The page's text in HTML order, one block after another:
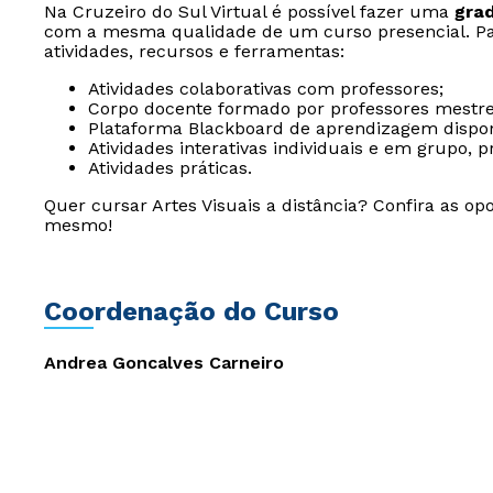
Na Cruzeiro do Sul Virtual é possível fazer uma
com a mesma qualidade de um curso presencial.
atividades, recursos e ferramentas:
Atividades colaborativas com professores;
Corpo docente formado por professores
Plataforma Blackboard de aprendizagem
Atividades interativas individuais e em grupo,
Atividades práticas.
Quer cursar Artes Visuais a distância? Confira as
mesmo!
Coordenação do Curso
Andrea Goncalves Carneiro